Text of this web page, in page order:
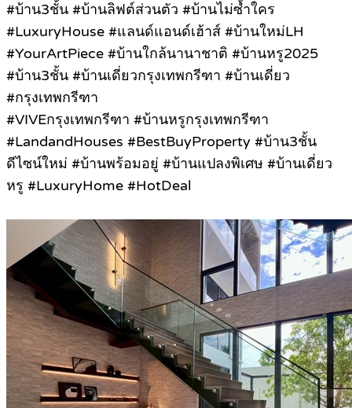
#บ้าน3ชั้น #บ้านลิฟต์ส่วนตัว #บ้านไม่ซ้ำใคร
#LuxuryHouse #แลนด์แอนด์เฮ้าส์ #บ้านใหม่LH
#YourArtPiece #บ้านใกล้นานาชาติ #บ้านหรู2025
#บ้าน3ชั้น #บ้านเดี่ยวกรุงเทพกรีฑา #บ้านเดี่ยว
#กรุงเทพกรีฑา
#VIVEกรุงเทพกรีฑา #บ้านหรูกรุงเทพกรีฑา
#LandandHouses #BestBuyProperty #บ้าน3ชั้น
ดีไซน์ใหม่ #บ้านพร้อมอยู่ #บ้านแปลงพิเศษ #บ้านเดี่ยว
หรู #LuxuryHome #HotDeal